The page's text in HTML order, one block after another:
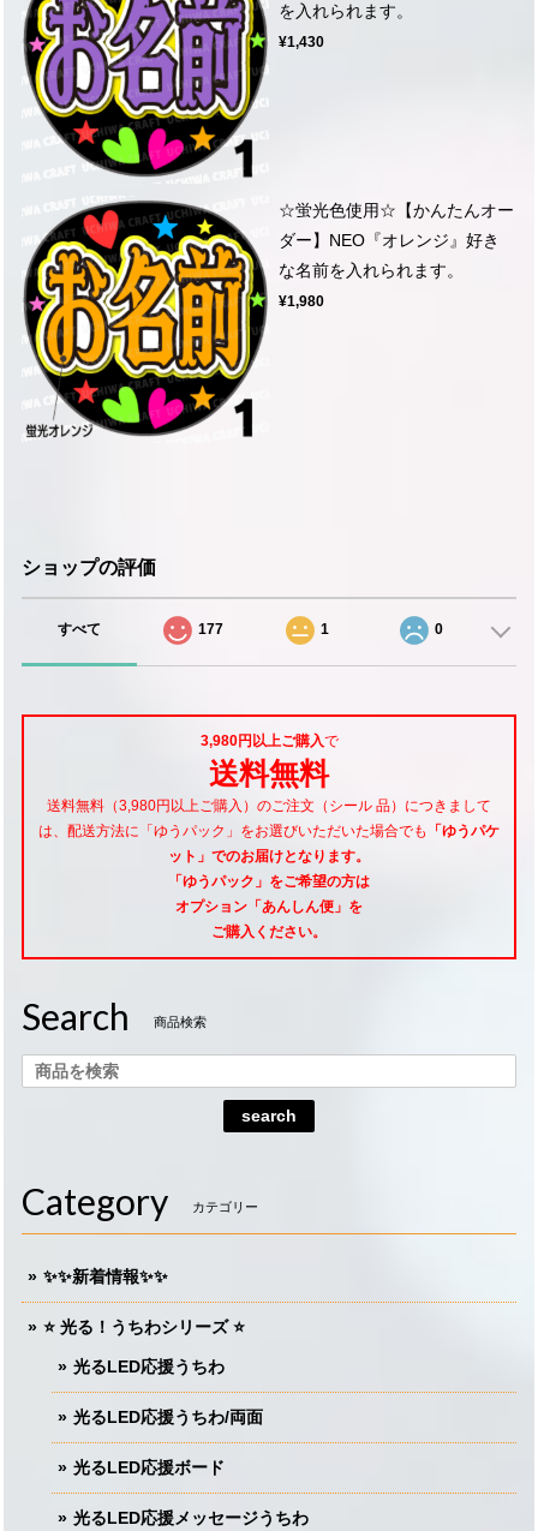
を入れられます。
¥1,430
☆蛍光色使用☆【かんたんオー
ダー】NEO『オレンジ』好き
な名前を入れられます。
¥1,980
ショップの評価
すべて 177 1 0
3,980円以上ご購入で
送料無料
送料無料（3,980円以上ご購入）のご注文（シール 品）につきまして
は、配送方法に「ゆうパック」をお選びいただいた場合でも
「ゆうパケ
ット」でのお届けとなります。
「ゆうパック」をご希望の方は
オプション「あんしん便」 を
ご購入ください。
Search 商品検索
search
Category カテゴリー
✨✨新着情報✨✨
⭐️ 光る！うちわシリーズ ⭐️
光るLED応援うちわ
光るLED応援うちわ/両面
光るLED応援ボード
光るLED応援メッセージうちわ